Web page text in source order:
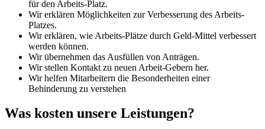
für den Arbeits-Platz.
Wir erklären Möglichkeiten zur Verbesserung des Arbeits-
Platzes.
Wir erklären, wie Arbeits-Plätze durch Geld-Mittel verbessert
werden können.
Wir übernehmen das Ausfüllen von Anträgen.
Wir stellen Kontakt zu neuen Arbeit-Gebern her.
Wir helfen Mitarbeitern die Besonderheiten einer
Behinderung zu verstehen
Was kosten unsere Leistungen?